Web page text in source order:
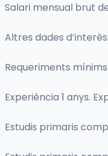
Salari mensual brut
Altres dades
Requeriments mínims
Experiència 1 anys.
Estudis primaris